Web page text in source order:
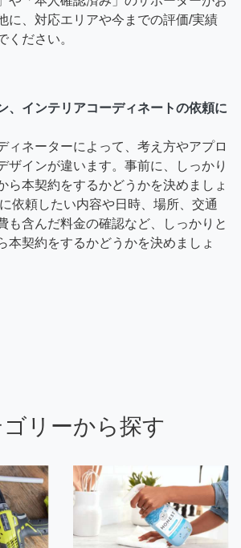
に、対応エリアや今までの評価/実績
ください。
、インテリアコーディネートの依頼に
ィネーターによって、考え方やアプロ
ザインが違います。事前に、しっかり
ら本契約をするかどうかを決めましょ
依頼したい内容や日時、場所、交通
も含んだ料金の確認など、しっかりと
本契約をするかどうかを決めましょ
リーから探す